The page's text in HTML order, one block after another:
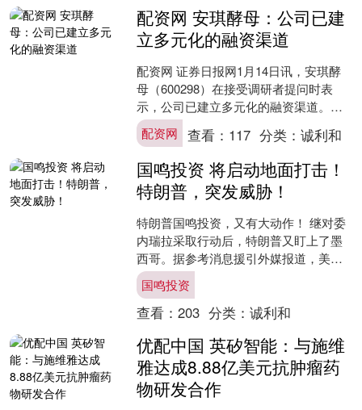
配资网 安琪酵母：公司已建
立多元化的融资渠道
配资网 证券日报网1月14日讯，安琪酵
母（600298）在接受调研者提问时表
示，公司已建立多元化的融资渠道。在
债务融资方面，公司主要通过银行贷
款、发行公司债券等....
配资网 查看： 117 分类：诚利和
国鸣投资 将启动地面打击！
特朗普，突发威胁！
特朗普国鸣投资，又有大动作！ 继对委
内瑞拉采取行动后，特朗普又盯上了墨
西哥。据参考消息援引外媒报道，美国
总统特朗普1月8日表示，“很快”将启动对
墨西哥贩毒集团的....
国鸣投资
查看： 203 分类： 诚利和
优配中国 英矽智能：与施维
雅达成8.88亿美元抗肿瘤药
物研发合作